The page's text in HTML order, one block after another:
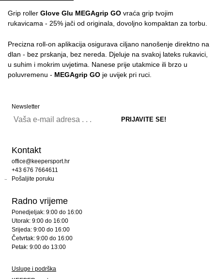
Grip roller Glove Glu MEGAgrip GO vraća grip tvojim
rukavicama - 25% jači od originala, dovoljno kompaktan za torbu.
Precizna roll-on aplikacija osigurava ciljano nanošenje direktno na
dlan - bez prskanja, bez nereda. Djeluje na svakoj lateks rukavici,
u suhim i mokrim uvjetima. Nanese prije utakmice ili brzo u
poluvremenu - MEGAgrip GO je uvijek pri ruci.
Newsletter
Kontakt
office@keepersport.hr
+43 676 7664611
Pošaljite poruku
Radno vrijeme
Ponedjeljak: 9:00 do 16:00
Utorak: 9:00 do 16:00
Srijeda: 9:00 do 16:00
Četvrtak: 9:00 do 16:00
Petak: 9:00 do 13:00
Usluge i podrška